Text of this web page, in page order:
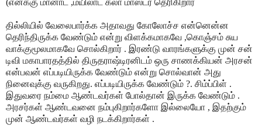
தில்லியில் வேலைபார்க்க அதாவது கோலோச்ச என்னென்ன
தெரிந்திருக்க வேண்டும் என்று விளக்கமாகவே ,கொஞ்சம் சுய
வாக்குமூலமாகவே சொல்கிறார் . இரண்டு வாரங்களுக்கு முன் சன்
டிவி மகாபாரதத்தில் திருதராஷ்டிரனிடம் ஒரு சாணக்கியன் அரசன்
என்பவன் எப்படியிருக்க வேண்டும் என்று சொல்வான் அது
நினைவுக்கு வருகிறது. எப்படியிருக்க வேண்டும் ?. சிம்ப்பிள் .
இதுவரை நம்மை ஆண்டவர்கள் போல்தான் இருக்க வேண்டும் .
அரசர்கள் ஆண்டவனை நம்புகிறார்களோ இல்லையோ , இதற்கும்
முன் ஆண்டவர்கள் வழி நடக்கிறார்கள் .